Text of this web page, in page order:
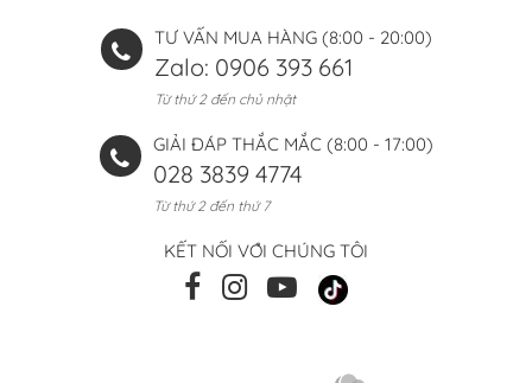
TƯ VẤN MUA HÀNG (8:00 - 20:00)
Zalo: 0906 393 661
Từ thứ 2 đến chủ nhật
GIẢI ĐÁP THẮC MẮC (8:00 - 17:00)
028 3839 4774
Từ thứ 2 đến thứ 7
KẾT NỐI VỚI CHÚNG TÔI